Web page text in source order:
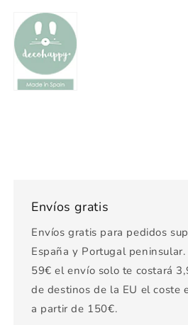
Envíos gratis
Envíos gratis para pedidos
España y Portugal
59€ el envío solo te costará
de destinos de la EU el coste
a partir de 150€.